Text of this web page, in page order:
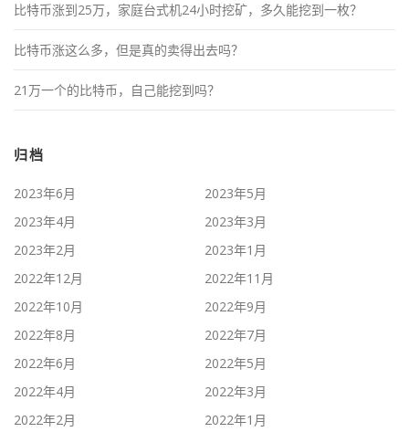
比特币涨到25万，家庭台式机24小时挖矿，多久能挖到一枚？
比特币涨这么多，但是真的卖得出去吗？
21万一个的比特币，自己能挖到吗？
归档
2023年6月
2023年5月
2023年4月
2023年3月
2023年2月
2023年1月
2022年12月
2022年11月
2022年10月
2022年9月
2022年8月
2022年7月
2022年6月
2022年5月
2022年4月
2022年3月
2022年2月
2022年1月